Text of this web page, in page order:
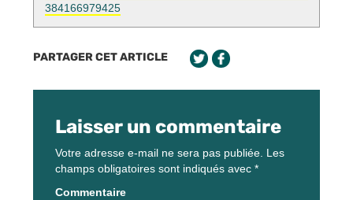
384166979425
PARTAGER CET ARTICLE
Laisser un commentaire
Votre adresse e-mail ne sera pas publiée. Les
champs obligatoires sont indiqués avec *
Commentaire